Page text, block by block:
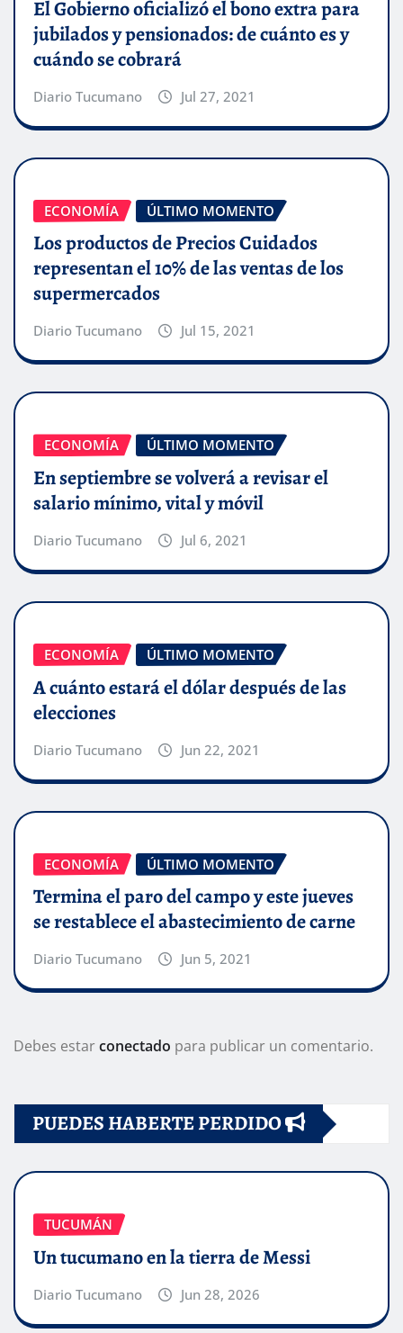
El Gobierno oficializó el bono extra para
jubilados y pensionados: de cuánto es y
cuándo se cobrará
Diario Tucumano Jul 27, 2021
ECONOMÍA ÚLTIMO MOMENTO
Los productos de Precios Cuidados
representan el 10% de las ventas de los
supermercados
Diario Tucumano Jul 15, 2021
ECONOMÍA ÚLTIMO MOMENTO
En septiembre se volverá a revisar el
salario mínimo, vital y móvil
Diario Tucumano Jul 6, 2021
ECONOMÍA ÚLTIMO MOMENTO
A cuánto estará el dólar después de las
elecciones
Diario Tucumano Jun 22, 2021
ECONOMÍA ÚLTIMO MOMENTO
Termina el paro del campo y este jueves
se restablece el abastecimiento de carne
Diario Tucumano Jun 5, 2021
Debes estarconectado para publicar un comentario.
PUEDES HABERTE PERDIDO
TUCUMÁN
Un tucumano en la tierra de Messi
Diario Tucumano Jun 28, 2026